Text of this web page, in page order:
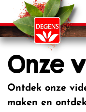
Onze
Ontdek onze
maken en